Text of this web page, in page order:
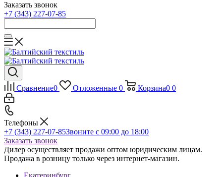
Заказать звонок
+7 (343) 227-07-85
Сравнение0 Отложенные 0 Корзина0 0
Телефоны
+7 (343) 227-07-85Звоните с 09:00 до 18:00
Заказать звонок
Дилер осуществляет продажи оптом юридическим лицам.
Продажа в розницу только через интернет-магазин.
Екатеринбург